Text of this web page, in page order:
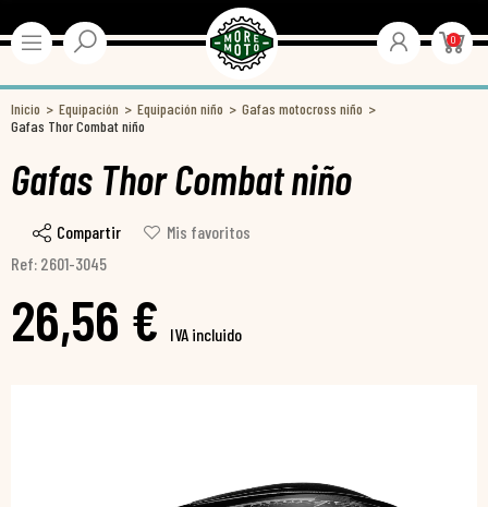
0
Inicio Equipación Equipación niño
Gafas motocross niño
Gafas Thor Combat niño
Gafas Thor Combat niño
Compartir
Mis favoritos
Ref: 2601-3045
26,56 € IVA incluido